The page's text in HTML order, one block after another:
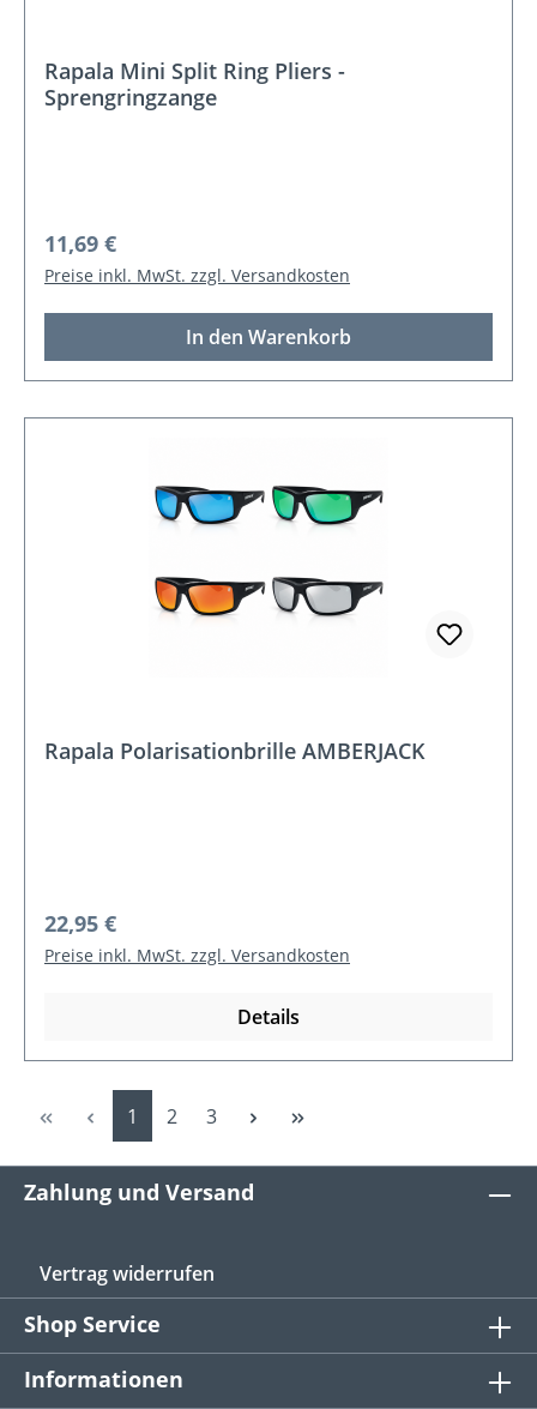
Rapala Mini Split Ring Pliers -
Sprengringzange
Regulärer Preis:
11,69 €
Preise inkl. MwSt. zzgl. Versandkosten
In den Warenkorb
Rapala Polarisationbrille AMBERJACK
Regulärer Preis:
22,95 €
Preise inkl. MwSt. zzgl. Versandkosten
Details
Seite
1 Seite
2 Seite
3
Zahlung und Versand
Vertrag widerrufen
Shop Service
Informationen